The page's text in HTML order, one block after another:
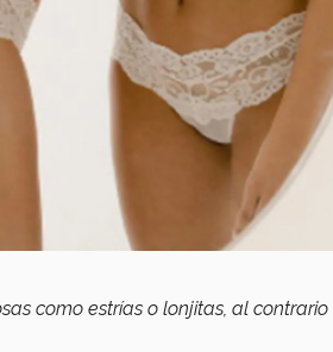
como estrías o lonjitas, al